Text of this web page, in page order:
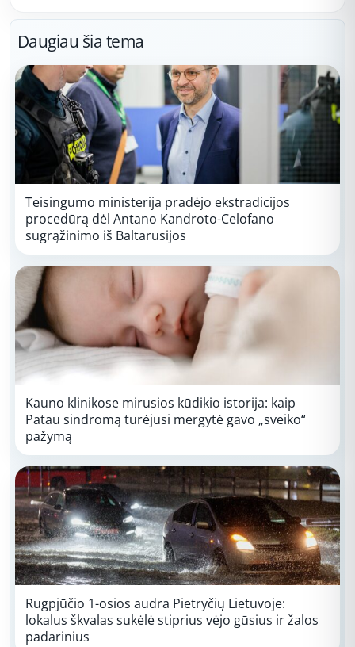
Daugiau šia tema
Teisingumo ministerija pradėjo ekstradicijos
procedūrą dėl Antano Kandroto-Celofano
sugrąžinimo iš Baltarusijos
Kauno klinikose mirusios kūdikio istorija: kaip
Patau sindromą turėjusi mergytė gavo „sveiko“
pažymą
Rugpjūčio 1-osios audra Pietryčių Lietuvoje:
lokalus škvalas sukėlė stiprius vėjo gūsius ir žalos
padarinius